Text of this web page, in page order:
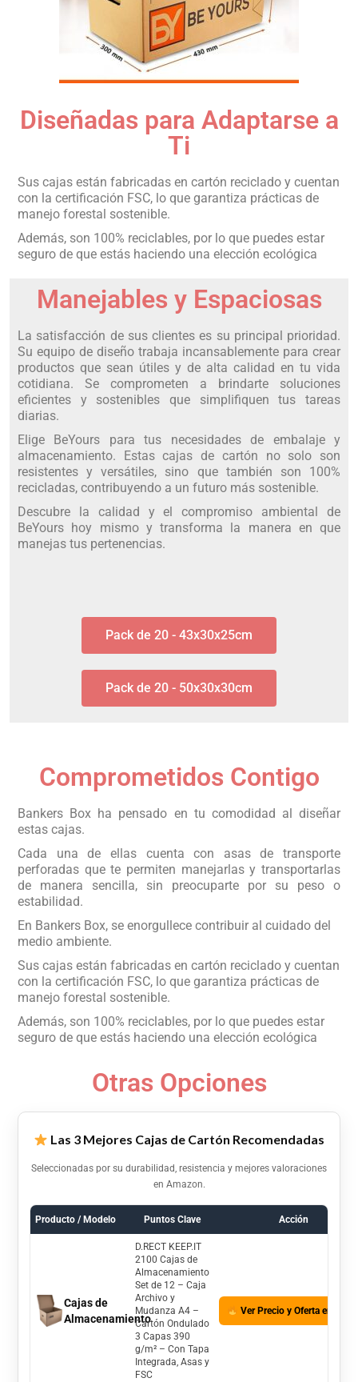
Diseñadas para Adaptarse a
Ti
Sus cajas están fabricadas en cartón reciclado y cuentan
con la certificación FSC, lo que garantiza prácticas de
manejo forestal sostenible.
Además, son 100% reciclables, por lo que puedes estar
seguro de que estás haciendo una elección ecológica
Manejables y Espaciosas
La satisfacción de sus clientes es su principal prioridad.
Su equipo de diseño trabaja incansablemente para crear
productos que sean útiles y de alta calidad en tu vida
cotidiana. Se comprometen a brindarte soluciones
eficientes y sostenibles que simplifiquen tus tareas
diarias.
Elige BeYours para tus necesidades de embalaje y
almacenamiento. Estas cajas de cartón no solo son
resistentes y versátiles, sino que también son 100%
recicladas, contribuyendo a un futuro más sostenible.
Descubre la calidad y el compromiso ambiental de
BeYours hoy mismo y transforma la manera en que
manejas tus pertenencias.
Pack de 20 - 43x30x25cm
Pack de 20 - 50x30x30cm
Comprometidos Contigo
Bankers Box ha pensado en tu comodidad al diseñar
estas cajas.
Cada una de ellas cuenta con asas de transporte
perforadas que te permiten manejarlas y transportarlas
de manera sencilla, sin preocuparte por su peso o
estabilidad.
En Bankers Box, se enorgullece contribuir al cuidado del
medio ambiente.
Sus cajas están fabricadas en cartón reciclado y cuentan
con la certificación FSC, lo que garantiza prácticas de
manejo forestal sostenible.
Además, son 100% reciclables, por lo que puedes estar
seguro de que estás haciendo una elección ecológica
Otras Opciones
Las 3 Mejores Cajas de Cartón Recomendadas
Seleccionadas por su durabilidad, resistencia y mejores valoraciones
en Amazon.
Producto / Modelo Puntos Clave Acción
Cajas de
Almacenamiento
D.RECT KEEP.IT
2100 Cajas de
Almacenamiento
Set de 12 – Caja
Archivo y
Mudanza A4 –
Cartón Ondulado
3 Capas 390
g/m² – Con Tapa
Integrada, Asas y
FSC
Ver Precio y Oferta en